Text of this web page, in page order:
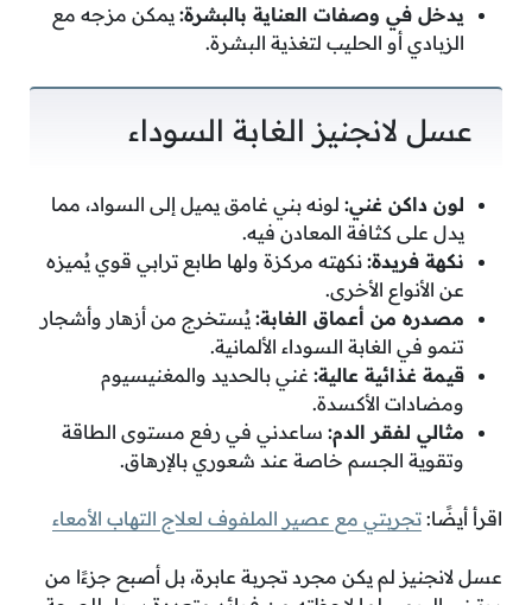
يدخل في وصفات العناية بالبشرة: يمكن مزجه مع
الزبادي أو الحليب لتغذية البشرة.
عسل لانجنيز الغابة السوداء
لون داكن غني: لونه بني غامق يميل إلى السواد، مما
يدل على كثافة المعادن فيه.
نكهة فريدة: نكهته مركزة ولها طابع ترابي قوي يُميزه
عن الأنواع الأخرى.
مصدره من أعماق الغابة: يُستخرج من أزهار وأشجار
تنمو في الغابة السوداء الألمانية.
قيمة غذائية عالية: غني بالحديد والمغنيسيوم
ومضادات الأكسدة.
مثالي لفقر الدم: ساعدني في رفع مستوى الطاقة
وتقوية الجسم خاصة عند شعوري بالإرهاق.
اقرأ أيضًا: تجربتي مع عصير الملفوف لعلاج التهاب الأمعاء
عسل لانجنيز لم يكن مجرد تجربة عابرة، بل أصبح جزءًا من